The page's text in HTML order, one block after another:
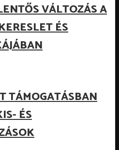
VÁLTOZÁS A
ÉS
TÁMOGATÁSBAN
ÉS